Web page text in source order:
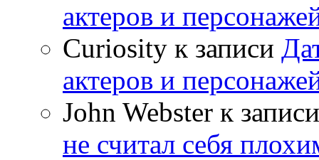
актеров и
Curiosity к записи
актеров и
John Webster к
не считал себя